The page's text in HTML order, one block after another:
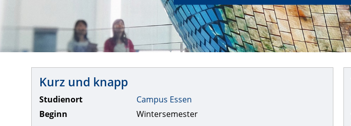
Kurz und knapp
Studienort
Campus Essen
Beginn
Wintersemester